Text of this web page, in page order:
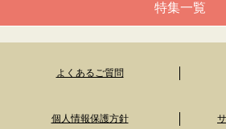
特集一覧
よくあるご質問
個人情報保護方針